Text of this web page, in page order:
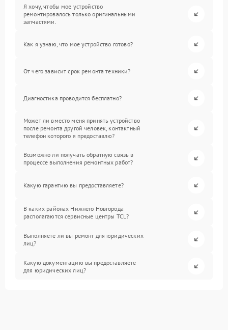
Я хочу, чтобы мое устройство
ремонтировалось только оригинальными
запчастями.
Как я узнаю, что мое устройство готово?
От чего зависит срок ремонта техники?
Диагностика проводится бесплатно?
Может ли вместо меня принять устройство
после ремонта другой человек, контактный
телефон которого я предоставлю?
Возможно ли получать обратную связь в
процессе выполнения ремонтных работ?
Какую гарантию вы предоставляете?
В каких районах Нижнего Новгорода
располагаются сервисные центры TCL?
Выполняете ли вы ремонт для юридических
лиц?
Какую документацию вы предоставляете
для юридических лиц?